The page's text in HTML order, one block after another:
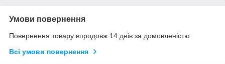
Умови повернення
Повернення товару впродовж 14 днів за домовленістю
Всі умови повернення